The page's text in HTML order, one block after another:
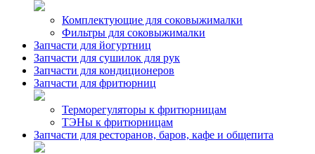
Комплектующие для соковыжималки
Фильтры для соковыжималки
Запчасти для йогуртниц
Запчасти для сушилок для рук
Запчасти для кондиционеров
Запчасти для фритюрниц
Терморегуляторы к фритюрницам
ТЭНы к фритюрницам
Запчасти для ресторанов, баров, кафе и общепита